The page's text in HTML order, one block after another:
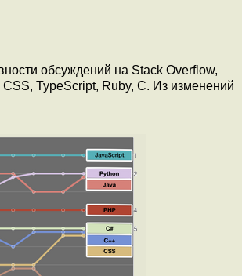
обсуждений на Stack Overflow,
TypeScript, Ruby, C. Из изменений